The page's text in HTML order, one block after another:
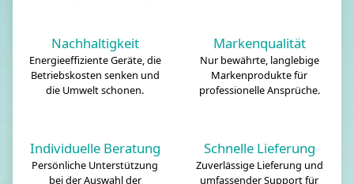
Nachhaltigkeit
Energieeffiziente Geräte, die
Betriebskosten senken und
die Umwelt schonen.
Markenqualität
Nur bewährte, langlebige
Markenprodukte für
professionelle Ansprüche.
Individuelle Beratung
Persönliche Unterstützung
bei der Auswahl der
Schnelle Lieferung
Zuverlässige Lieferung und
umfassender Support für